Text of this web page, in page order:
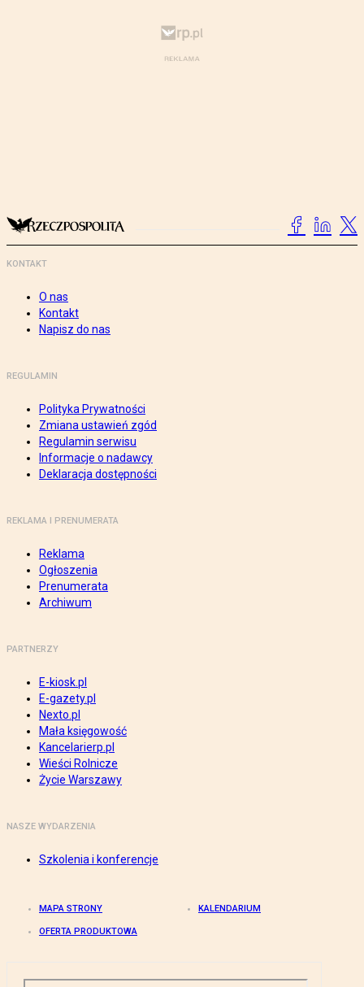
KONTAKT
O nas
Kontakt
Napisz do nas
REGULAMIN
Polityka Prywatności
Zmiana ustawień zgód
Regulamin serwisu
Informacje o nadawcy
Deklaracja dostępności
REKLAMA I PRENUMERATA
Reklama
Ogłoszenia
Prenumerata
Archiwum
PARTNERZY
E-kiosk.pl
E-gazety.pl
Nexto.pl
Mała księgowość
Kancelarierp.pl
Wieści Rolnicze
Życie Warszawy
NASZE WYDARZENIA
Szkolenia i konferencje
MAPA STRONY KALENDARIUM
OFERTA PRODUKTOWA